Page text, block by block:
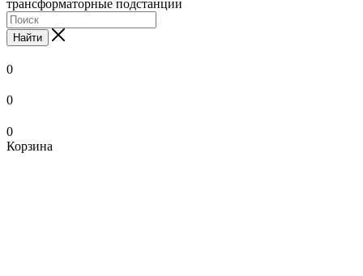
трансформаторные подстанции
Найти
0
0
0
Корзина